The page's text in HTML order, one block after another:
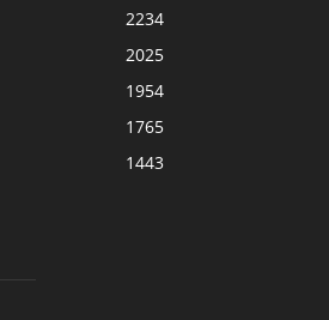
2234
2025
1954
1765
1443